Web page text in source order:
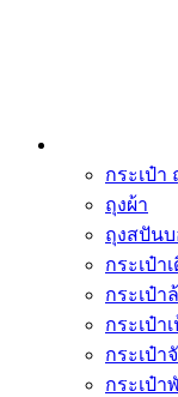
กระเป๋า
ถุงผ้า
ถุงสปัน
กระเป๋า
กระเป๋า
กระเป๋าเ
กระเป๋า
กระเป๋า